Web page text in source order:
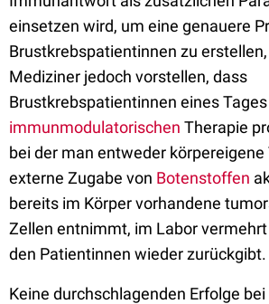
einsetzen wird, um eine genauere
Brustkrebspatientinnen zu
Mediziner jedoch vorstellen, dass
Brustkrebspatientinnen eines
immunmodulatorischen Therapie
bei der man entweder körpereigene
externe Zugabe von Botenstoffen
bereits im Körper vorhandene
Zellen entnimmt, im Labor
den Patientinnen wieder zurückgibt.
Keine durchschlagenden Erfolge bei